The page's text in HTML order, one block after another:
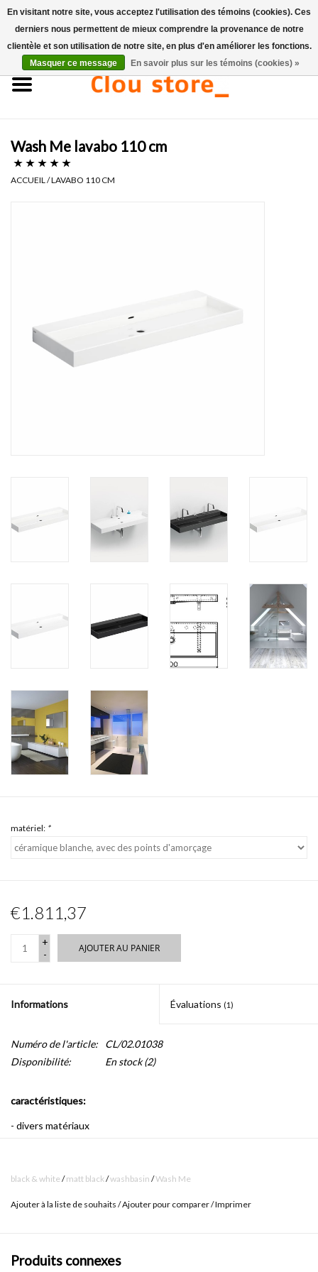
Accueil
Ensembles de lave-mains
Miroirs
Wash Me lavabo 110 cm
ACCUEIL /LAVABO 110 CM
matériel: *
€1.811,37
+
-
AJOUTER AU PANIER
Informations Évaluations (1)
Numéro de l'article:
CL/02.01038
Disponibilité:
En stock(2)
caractéristiques:
- divers matériaux
- système de vidange non inclus, convient aux
- supports de montage disponibles lorsque montés contre un mur
black & white /matt black /washbasin /Wash Me
Ajouter à la liste de souhaits /Ajouter pour comparer/Imprimer
Produits connexes
En visitant notre site, vous acceptez l'utilisation des témoins (cookies). Ces
derniers nous permettent de mieux comprendre la provenance de notre
clientèle et son utilisation de notre site, en plus d'en améliorer les fonctions.
Masquer ce message
En savoir plus sur les témoins (cookies) »